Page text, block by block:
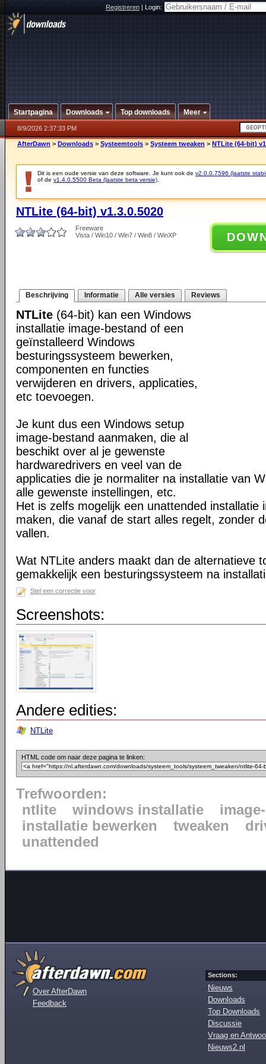
Registreren|Login:
Startpagina Downloads Top downloads Meer
8/9/2026 2:37:33 PM
AfterDawn > Downloads > Systeemtools > Systeem tweaken > NTLite (64-bit)
Dit is een oude versie van deze software. Je kunt ook de v2.0.0.7596 (laatste
of de v1.4.0.5500 Beta (laatste beta versie)
NTLite (64-bit) v1.3.0.5020
Freeware
Vista / Win10 / Win7 / Win8 / WinXP
Beschrijving Informatie Alle versies Reviews
NTLite (64-bit) kan een Windows
installatie image-bestand of een
geïnstalleerd Windows
besturingssysteem bewerken,
componenten en functies
verwijderen en drivers, applicaties,
etc toevoegen.
Je kunt dus een Windows setup
image-bestand aanmaken, die al
beschikt over al je gewenste
hardwaredrivers en veel van de
applicaties die je normaliter na installatie van
alle gewenste instellingen, etc.
Het is zelfs mogelijk een unattended installatie
maken, die vanaf de start alles regelt, zonder
vallen.
Wat NTLite anders maakt dan de alternatieve
gemakkelijk een besturingssysteem na
Stel een correctie voor
Screenshots:
Andere edities:
NTLite
HTML code om naar deze pagina te linken:
Trefwoorden:
ntlite
windows installatie
installatie bewerken
tweaken
unattended
Over AfterDawn
Feedback
Sections:
Nieuws
Downloads
Top Downloads
Discussie
Vraag en
Nieuws2.nl